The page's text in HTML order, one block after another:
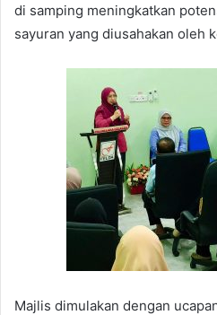
di samping meningkatkan
sayuran yang diusahakan oleh
Majlis dimulakan dengan